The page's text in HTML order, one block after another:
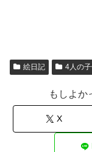
絵日記 4人の
もしよか
X